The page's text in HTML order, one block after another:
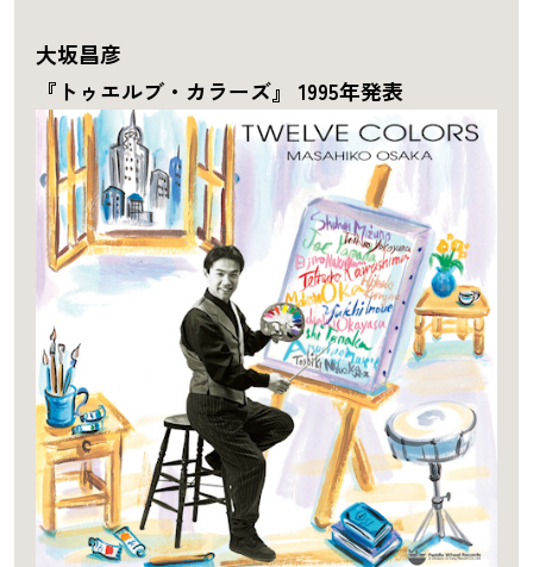
大坂昌彦
『トゥエルブ・カラーズ』 1995年発表